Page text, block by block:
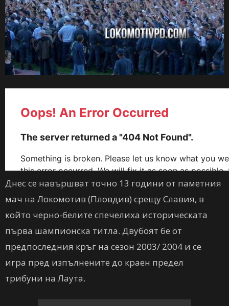
Днес се навършват точно 13 години от паметния
мач на Локомотив (Пловдив) срещу Славия, в
който черно-белите спечелиха историческата
първа шампионска титла. Двубоят бе от
предпоследния кръг на сезон 2003/ 2004 и се
игра пред изпълнените до краен предел
трибуни на Лаута.